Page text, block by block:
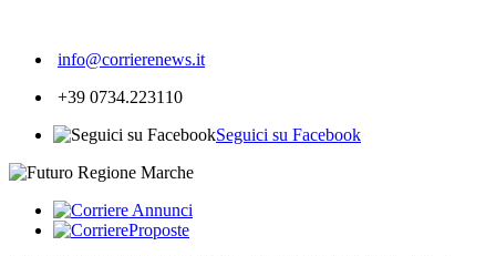
info@corrierenews.it
+39 0734.223110
Seguici su Facebook